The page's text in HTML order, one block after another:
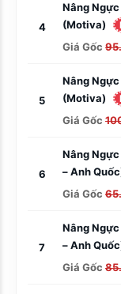
4
Nâng
(Motiva)
Giá Gốc
5
Nâng
(Motiva)
Giá Gốc
6
Nâng
– Anh
Giá Gốc
7
Nâng Ngực
– Anh
Giá Gốc